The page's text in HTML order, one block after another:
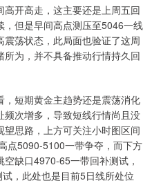
开高走，这主要还是上周五回
但是早间高点测压至5046一线
荡状态，此局面也验证了这周
为，并不具备推动行情持久回
短期黄金主趋势还是震荡消化
次增多，导致短线行情尚且没
思路，上方可关注小时图区间
点5090-5100一带争夺，而下方
缺口4970-65一带回补测试，
，此处也是目前5日线所处位